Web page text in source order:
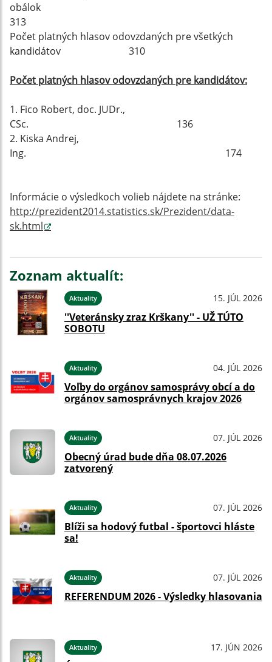
obálok
313
Počet platných hlasov odovzdaných pre všetkých
kandidátov 310
Počet platných hlasov odovzdaných pre kandidátov:
1. Fico Robert, doc. JUDr.,
CSc. 136
2. Kiska Andrej,
Ing. 174
Informácie o výsledkoch volieb nájdete na stránke:
http://prezident2014.statistics.sk/Prezident/data-
sk.html
Zoznam aktualít:
Aktuality 15. JÚL 2026
''Veteránsky zraz Krškany'' - UŽ TÚTO
SOBOTU
Aktuality 04. JÚL 2026
Voľby do orgánov samosprávy obcí a do
orgánov samosprávnych krajov 2026
Aktuality 07. JÚL 2026
Obecný úrad bude dňa 08.07.2026
zatvorený
Aktuality 07. JÚL 2026
Blíži sa hodový futbal - športovci hláste
sa!
Aktuality 07. JÚL 2026
REFERENDUM 2026 - Výsledky hlasovania
Aktuality 17. JÚN 2026